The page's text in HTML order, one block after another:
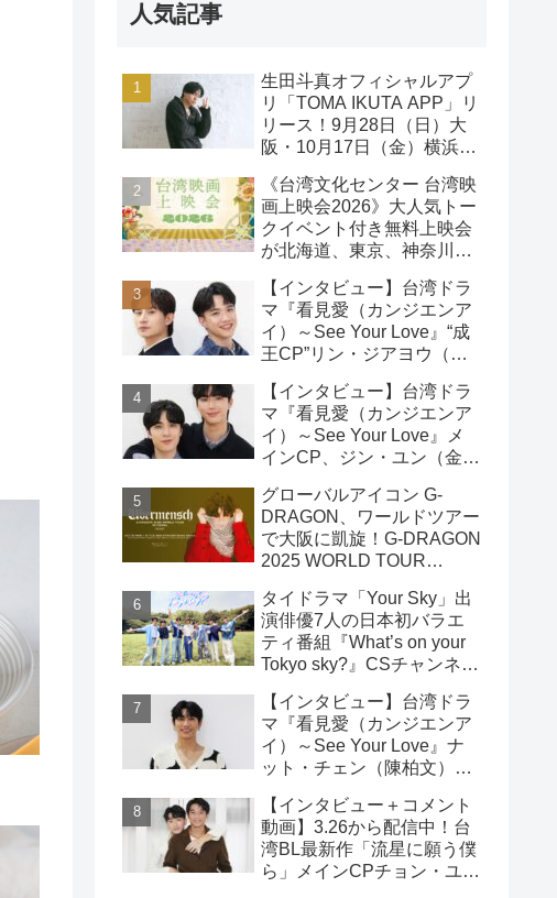
人気記事
生田斗真オフィシャルアプ
リ「TOMA IKUTA APP」リ
リース！9月28日（日）大
阪・10月17日（金）横浜に
ング開催！
《台湾文化センター 台湾映
画上映会2026》大人気トー
クイベント付き無料上映会
が北海道、東京、神奈川、
決定!
【インタビュー】台湾ドラ
マ『看見愛（カンジエンア
イ）～See Your Love』“成
王CP”リン・ジアヨウ（林
（林詠傑）インタビュー
【インタビュー】台湾ドラ
マ『看見愛（カンジエンア
イ）～See Your Love』メ
インCP、ジン・ユン（金
宇）インタビュー
グローバルアイコン G-
DRAGON、ワールドツアー
で大阪に凱旋！G-DRAGON
2025 WORLD TOUR
ENCORE 9月23日(火・
祝)18:00よりファンクラブ
先行受付開始！！
タイドラマ「Your Sky」出
演俳優7人の日本初バラエ
ティ番組『What’s on your
Tokyo sky?』CSチャンネ
日（日）19時30分 独占放
送！！
【インタビュー】台湾ドラ
マ『看見愛（カンジエンア
イ）～See Your Love』ナ
ット・チェン（陳柏文）イ
【インタビュー＋コメント
動画】3.26から配信中！台
湾BL最新作「流星に願う僕
ら」メインCPチョン・ユエ